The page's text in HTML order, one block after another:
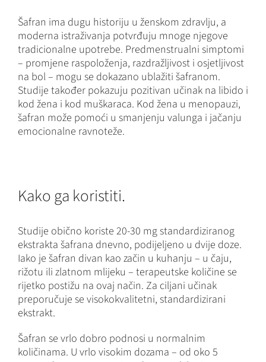
Šafran ima dugu historiju u ženskom zdravlju, a
moderna istraživanja potvrđuju mnoge njegove
tradicionalne upotrebe. Predmenstrualni simptomi
– promjene raspoloženja, razdražljivost i osjetljivost
na bol – mogu se dokazano ublažiti šafranom.
Studije također pokazuju pozitivan učinak na libido i
kod žena i kod muškaraca. Kod žena u menopauzi,
šafran može pomoći u smanjenju valunga i jačanju
emocionalne ravnoteže.
Kako ga koristiti.
Studije obično koriste 20-30 mg standardiziranog
ekstrakta šafrana dnevno, podijeljeno u dvije doze.
Iako je šafran divan kao začin u kuhanju – u čaju,
rižotu ili zlatnom mlijeku – terapeutske količine se
rijetko postižu na ovaj način. Za ciljani učinak
preporučuje se visokokvalitetni, standardizirani
ekstrakt.
Šafran se vrlo dobro podnosi u normalnim
količinama. U vrlo visokim dozama – od oko 5